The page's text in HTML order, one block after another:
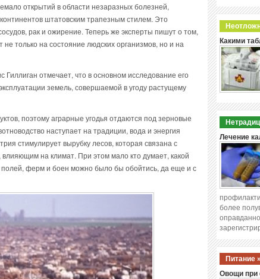
открытий в области незаразных болезней,
штатовским трапезным стилем. Это
рак и ожирение. Теперь же эксперты пишут о том,
только на состояние людских организмов, но и на
отмечает, что в основном исследование его
земель, совершаемой в угоду растущему
поэтому аграрные угодья отдаются под зерновые
наступает на традиции, вода и энергия
стимулирует вырубку лесов, которая связана с
на климат. При этом мало кто думает, какой
полей, ферм и боен можно было бы обойтись, да еще и с
Какими
Лечение
более
Питание »
Овощи при